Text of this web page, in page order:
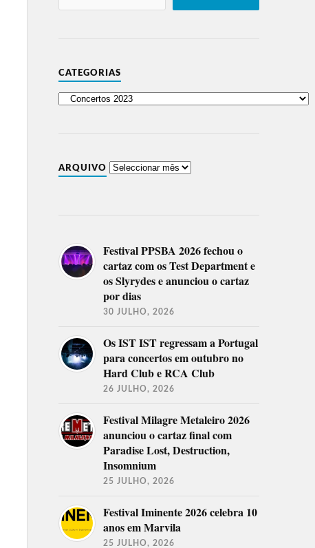
CATEGORIAS
ARQUIVO
Festival PPSBA 2026 fechou o
cartaz com os Test Department e
os Slyrydes e anunciou o cartaz
por dias
30 JULHO, 2026
Os IST IST regressam a Portugal
para concertos em outubro no
Hard Club e RCA Club
26 JULHO, 2026
Festival Milagre Metaleiro 2026
anunciou o cartaz final com
Paradise Lost, Destruction,
Insomnium
25 JULHO, 2026
Festival Iminente 2026 celebra 10
anos em Marvila
25 JULHO, 2026